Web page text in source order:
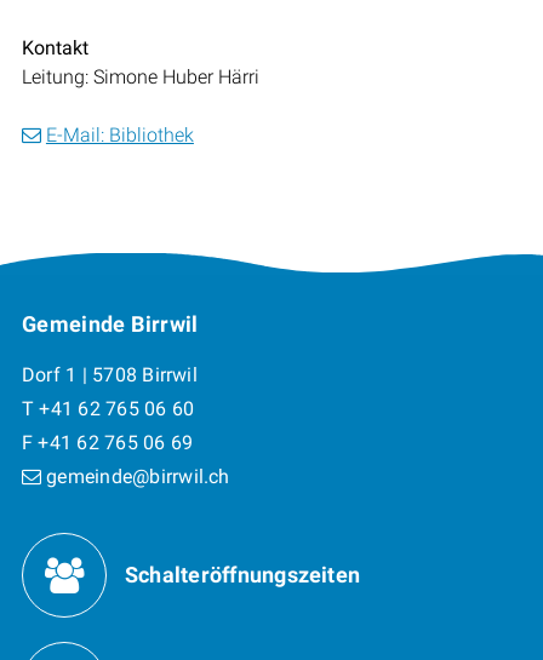
Kontakt
Leitung: Simone Huber Härri
E-Mail: Bibliothek
Footer
Gemeinde Birrwil
Dorf 1 | 5708 Birrwil
T +41 62 765 06 60
F +41 62 765 06 69
gemeinde@birrwil.ch
Öffnungszeiten
Schalteröffnungszeiten